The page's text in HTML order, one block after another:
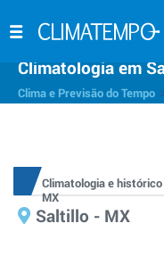
Climatologia em
Clima e Previsão do Tempo
Climatologia e
MX
Saltillo - MX